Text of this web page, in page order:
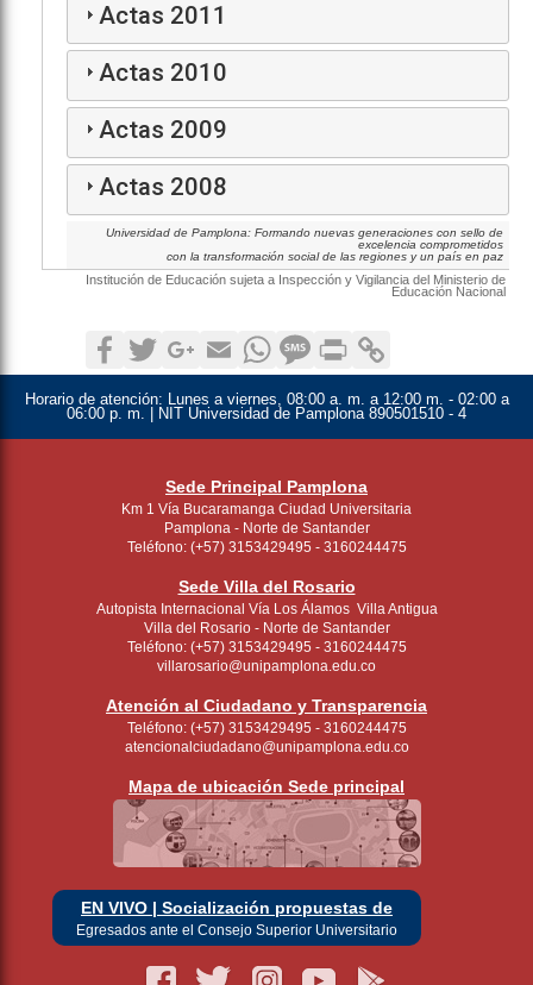
Actas 2011
Actas 2010
Actas 2009
Actas 2008
Universidad de Pamplona: Formando nuevas generaciones con sello de
excelencia comprometidos
con la transformación social de las regiones y un país en paz
Institución de Educación sujeta a Inspección y Vigilancia del Ministerio de
Educación Nacional
FacebookTwitterGoogle+
EmailWhatsApp
SMS Print
Horario de atención: Lunes a viernes, 08:00 a. m. a 12:00 m. - 02:00 a
06:00 p. m. | NIT Universidad de Pamplona 890501510 - 4
Sede Principal Pamplona
Km 1 Vía Bucaramanga Ciudad Universitaria
Pamplona - Norte de Santander
Teléfono: (+57) 3153429495 - 3160244475
Sede Villa del Rosario
Autopista Internacional Vía Los Álamos Villa Antigua
Villa del Rosario - Norte de Santander
Teléfono: (+57) 3153429495 - 3160244475
villarosario@unipamplona.edu.co
Atención al Ciudadano y Transparencia
Teléfono: (+57) 3153429495 - 3160244475
atencionalciudadano@unipamplona.edu.co
Mapa de ubicación Sede principal
EN VIVO | Socialización propuestas de
Egresados ante el Consejo Superior Universitario